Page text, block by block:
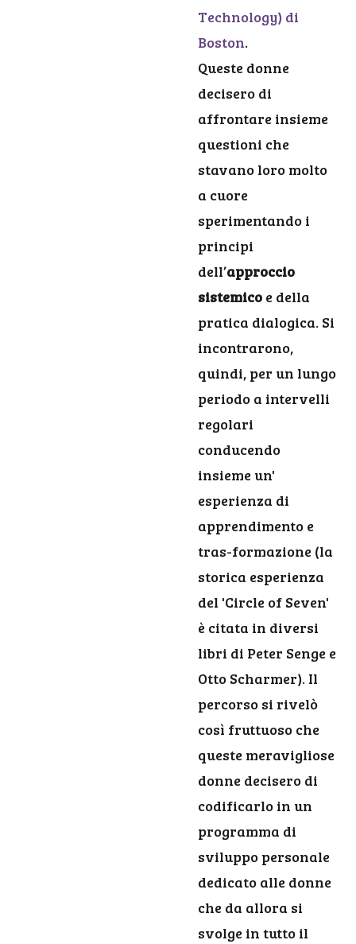
Technology) di
Boston.
Queste donne
decisero di
affrontare insieme
questioni che
stavano loro molto
a cuore
sperimentando i
principi
dell’approccio
sistemico e della
pratica dialogica. Si
incontrarono,
quindi, per un lungo
periodo a intervelli
regolari
conducendo
insieme un'
esperienza di
apprendimento e
tras-formazione (la
storica esperienza
del 'Circle of Seven'
è citata in diversi
libri di Peter Senge e
Otto Scharmer). Il
percorso si rivelò
così fruttuoso che
queste meravigliose
donne decisero di
codificarlo in un
programma di
sviluppo personale
dedicato alle donne
che da allora si
svolge in tutto il